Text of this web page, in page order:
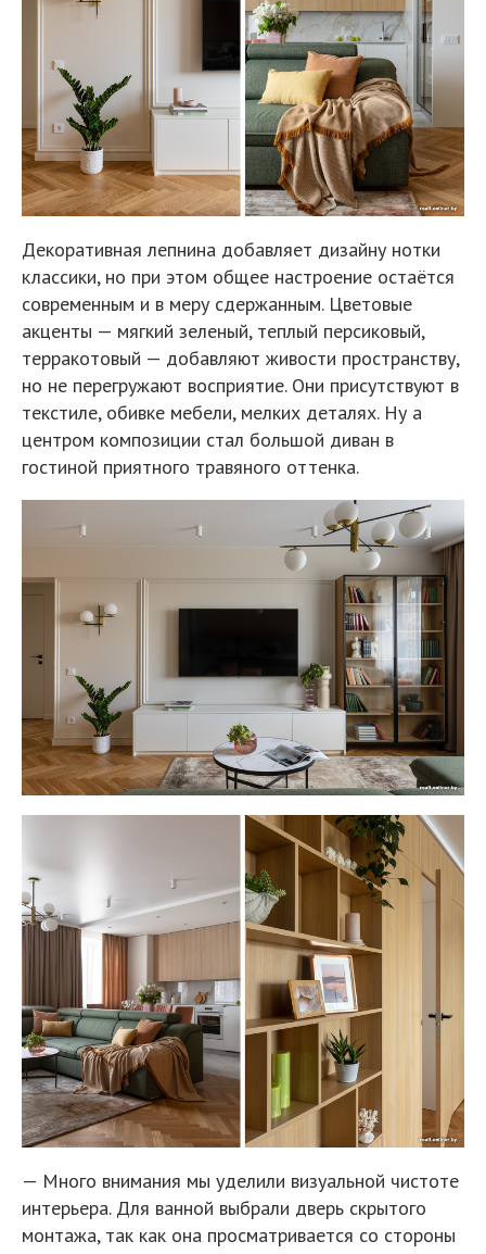
Декоративная лепнина добавляет дизайну нотки
классики, но при этом общее настроение остаётся
современным и в меру сдержанным. Цветовые
акценты — мягкий зеленый, теплый персиковый,
терракотовый — добавляют живости пространству,
но не перегружают восприятие. Они присутствуют в
текстиле, обивке мебели, мелких деталях. Ну а
центром композиции стал большой диван в
гостиной приятного травяного оттенка.
— Много внимания мы уделили визуальной чистоте
интерьера. Для ванной выбрали дверь скрытого
монтажа, так как она просматривается со стороны